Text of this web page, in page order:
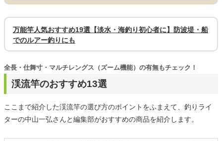
万能竿人気おすすめ19選【淡水・海釣り初心者に】防波堤・船
でのルアー釣りにも
渓流竿のおすすめ13選
全長・仕舞寸・マルチレングス（ズーム機能）の有無もチェック！
ここまで紹介した渓流竿の選び方のポイントをふまえて、釣りライ
ターの中山一弘さんと編集部がおすすめの商品を紹介します。